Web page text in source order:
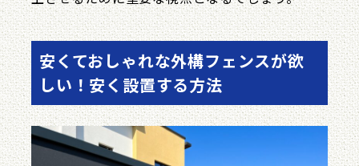
安くておしゃれな外構フェンスが欲
しい！安く設置する方法